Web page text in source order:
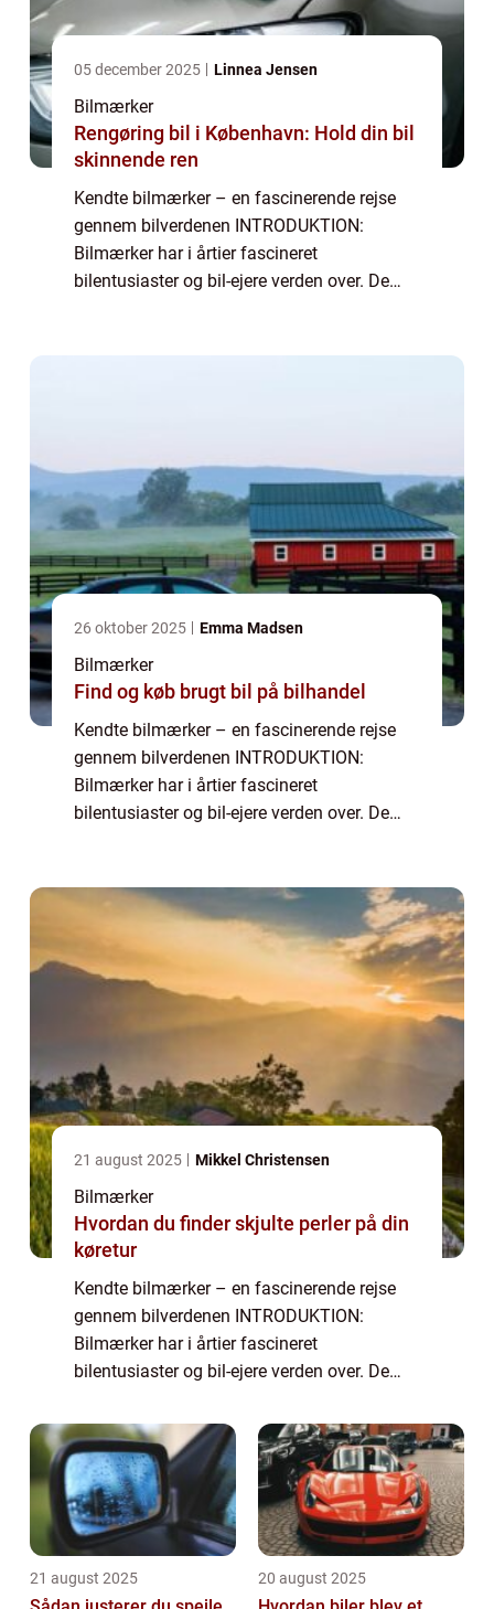
05 december 2025 Linnea Jensen
Bilmærker
Rengøring bil i København: Hold din bil
skinnende ren
Kendte bilmærker – en fascinerende rejse
gennem bilverdenen INTRODUKTION:
Bilmærker har i årtier fascineret
bilentusiaster og bil-ejere verden over. De
26 oktober 2025 Emma Madsen
Bilmærker
Find og køb brugt bil på bilhandel
Kendte bilmærker – en fascinerende rejse
gennem bilverdenen INTRODUKTION:
Bilmærker har i årtier fascineret
bilentusiaster og bil-ejere verden over. De
artikel...
21 august 2025 Mikkel Christensen
Bilmærker
Hvordan du finder skjulte perler på din
køretur
Kendte bilmærker – en fascinerende rejse
gennem bilverdenen INTRODUKTION:
Bilmærker har i årtier fascineret
bilentusiaster og bil-ejere verden over. De
passion, innovation og teknologi. I denne
artikel...
21 august 2025 20 august 2025